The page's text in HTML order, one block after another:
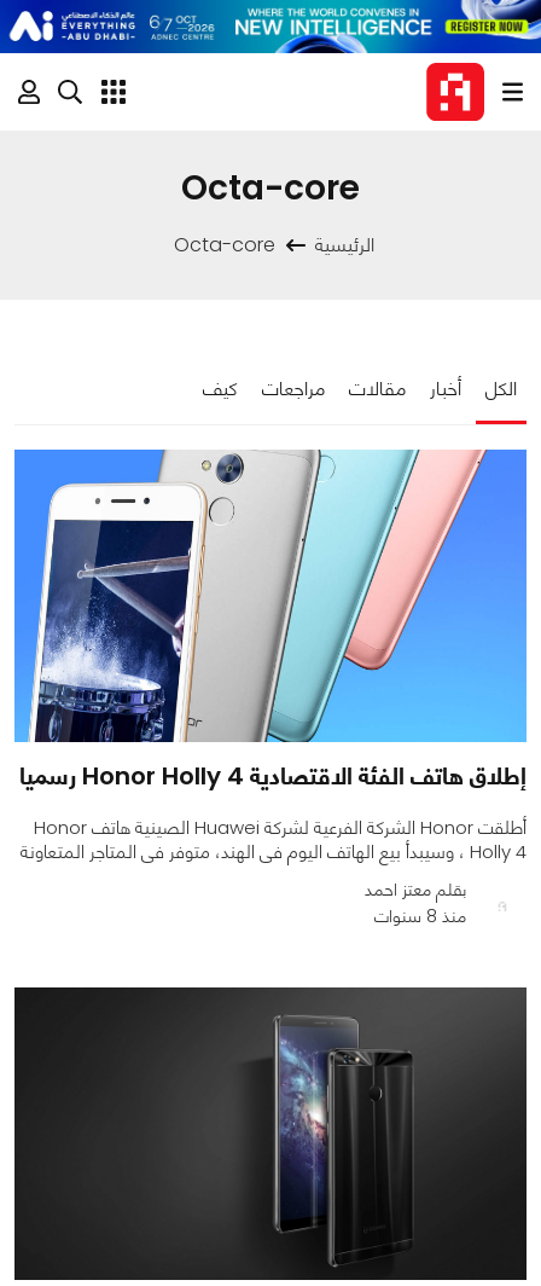
Octa-core
الرئيسية Octa-core
الكل أخبار مقالات مراجعات كيف
إطلاق هاتف الفئة الاقتصادية Honor Holly 4 رسميا
أطلقت Honor الشركة الفرعية لشركة Huawei الصينية هاتف Honor
Holly 4 ، وسيبدأ بيع الهاتف اليوم فى الهند، متوفر فى المتاجر المتعاونة
بقلم معتز احمد
منذ 8 سنوات